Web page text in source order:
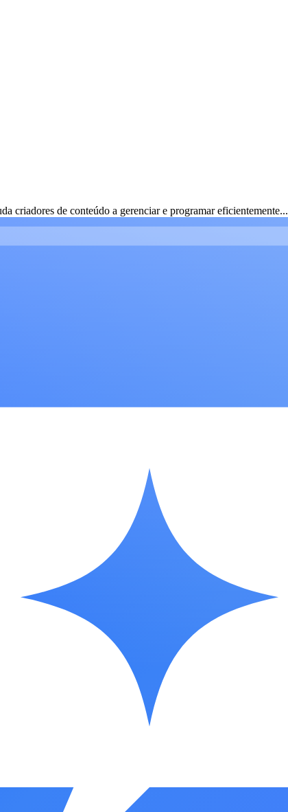
criadores de conteúdo a gerenciar e programar eficientemente...